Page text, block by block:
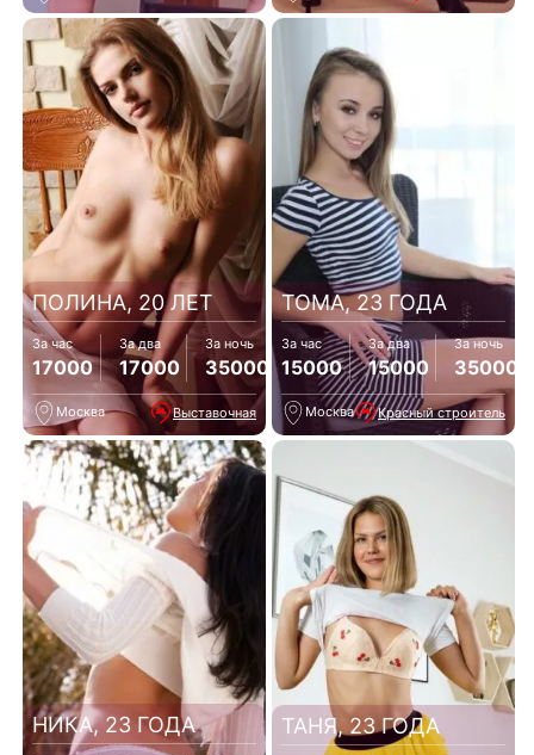
ПОЛИНА, 20 ЛЕТ
За час
17000
За два
17000
За ночь
35000
Москва Выставочная
ТОМА, 23 ГОДА
За час
15000
За два
15000
За ночь
35000
Москва Красный строитель
НИКА, 23 ГОДА ТАНЯ, 23 ГОДА